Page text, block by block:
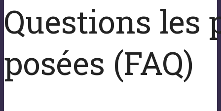
Questions les
posées (FAQ)